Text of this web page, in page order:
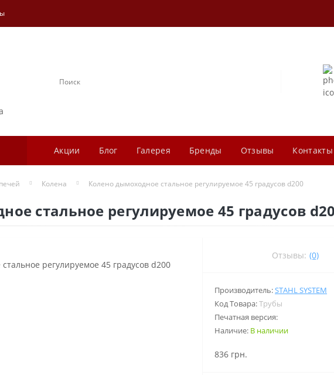
Акции Блог Галерея Бренды Отзывы Контакты
Колена Колено дымоходное стальное регулируемое 45 градусов d200
стальное регулируемое 45 градусов
Отзывы: (0)
Производитель:STAHL SYSTEM
Код Товара:Трубы
Печатная версия:
Наличие: В наличии
836 грн.